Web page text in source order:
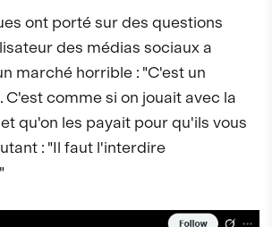
ont porté sur des questions
des médias sociaux a
marché horrible : "C'est un
comme si on jouait avec la
qu'on les payait pour qu'ils vous
: "Il faut l'interdire